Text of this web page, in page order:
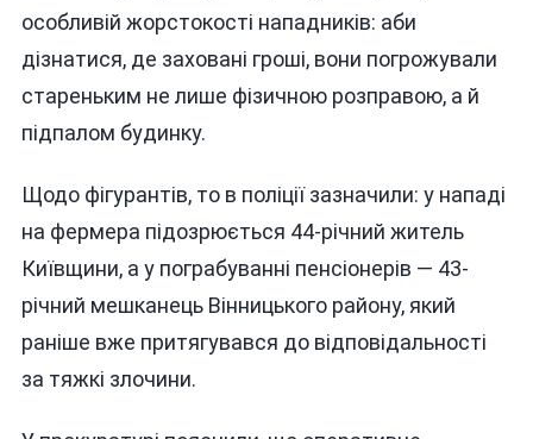
особливій жорстокості нападників: аби
дізнатися, де заховані гроші, вони погрожували
стареньким не лише фізичною розправою, а й
підпалом будинку.
Щодо фігурантів, то в поліції зазначили: у нападі
на фермера підозрюється 44-річний житель
Київщини, а у пограбуванні пенсіонерів — 43-
річний мешканець Вінницького району, який
раніше вже притягувався до відповідальності
за тяжкі злочини.